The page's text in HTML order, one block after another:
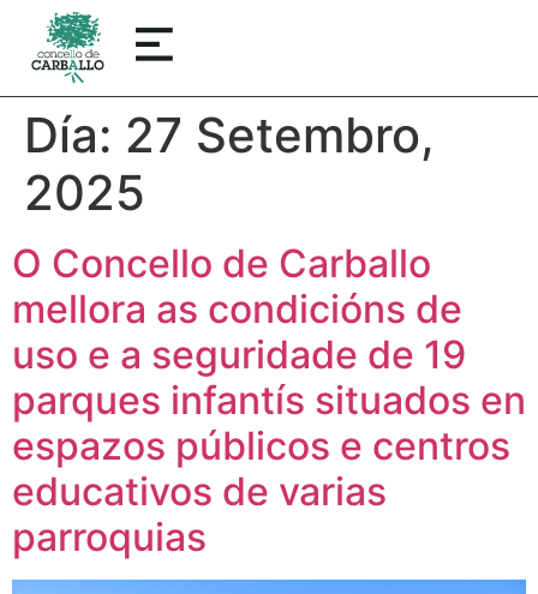
Día: 27 Setembro,
2025
O Concello de Carballo
mellora as condicións de
uso e a seguridade de 19
parques infantís situados en
espazos públicos e centros
educativos de varias
parroquias